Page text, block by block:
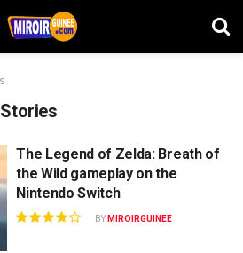
The Legend of Zelda: Breath of
the Wild gameplay on the
Nintendo Switch
BY MIROIRGUINEE